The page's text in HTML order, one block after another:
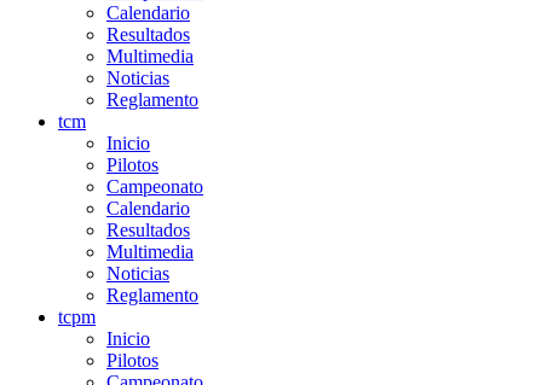
Calendario
Resultados
Multimedia
Noticias
Reglamento
tcm
Inicio
Pilotos
Campeonato
Calendario
Resultados
Multimedia
Noticias
Reglamento
tcpm
Inicio
Pilotos